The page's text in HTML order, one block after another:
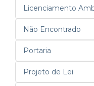
Licenciamento
Não Encontrado
Portaria
Projeto de Lei